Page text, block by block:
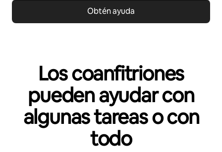
Obtén ayuda
Los coanfitriones
pueden ayudar con
algunas tareas o con
todo